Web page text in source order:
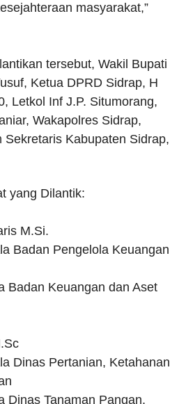
masyarakat,”
tersebut, Wakil Bupati
Ketua DPRD Sidrap, H
Letkol Inf J.P. Situmorang,
Wakapolres Sidrap,
Sekretaris Kabupaten Sidrap,
yang Dilantik:
M.Si.
Badan Pengelola Keuangan
Badan Keuangan dan Aset
Dinas Pertanian, Ketahanan
Dinas Tanaman Pangan,